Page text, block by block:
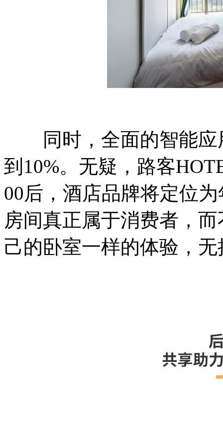
同时，全面的智能应
到10%。无疑，路客
00后，酒店品牌将定位
房间真正属于消费者，
己的卧室一样的体验，